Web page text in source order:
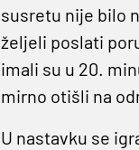
susretu nije bilo
željeli poslati
imali su u 20.
mirno otišli na
U nastavku se